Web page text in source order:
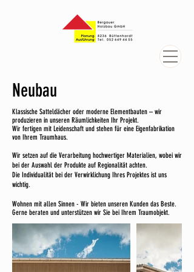
Neubau
Klassische Satteldächer oder moderne Elementbauten – wir
produzieren in unseren Räumlichkeiten Ihr Projekt.
Wir fertigen mit Leidenschaft und stehen für eine Eigenfabrikation
von Ihrem Traumhaus.
Wir setzen auf die Verarbeitung hochwertiger Materialien, wobei wir
bei der Auswahl der Produkte auf Regionalität achten.
Die Individualität bei der Verwirklichung Ihres Projektes ist uns
wichtig.
Wohnen mit allen Sinnen - Wir bieten unseren Kunden das Beste.
Gerne beraten und unterstützen wir Sie bei Ihrem Traumobjekt.